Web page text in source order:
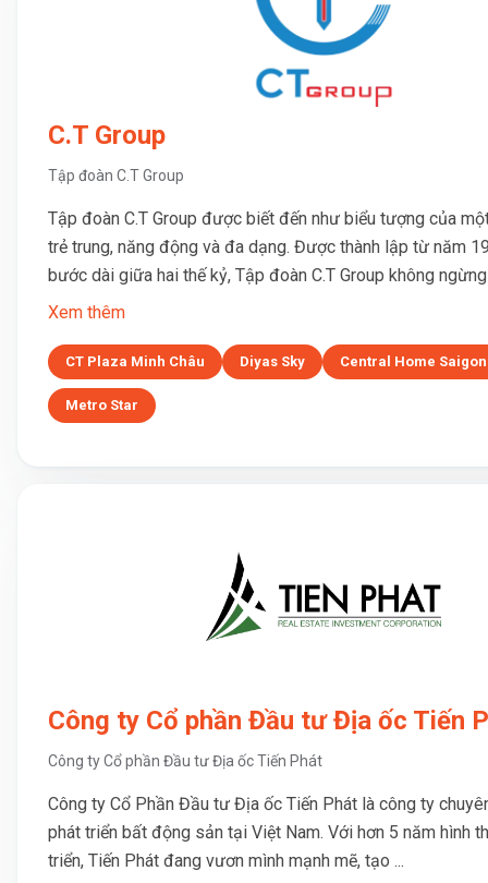
C.T Group
Tập đoàn C.T Group
Tập đoàn C.T Group được biết đến như biểu tượng của
trẻ trung, năng động và đa dạng. Được thành lập từ năm
bước dài giữa hai thế kỷ, Tập đoàn C.T Group không ngừng
Xem thêm
CT Plaza Minh Châu Diyas Sky Central Home Saigon
Metro Star
Công ty Cổ phần Đầu tư Địa ốc Tiến
Công ty Cổ phần Đầu tư Địa ốc Tiến Phát
Công ty Cổ Phần Đầu tư Địa ốc Tiến Phát là công ty
phát triển bất động sản tại Việt Nam. Với hơn 5 năm hình
triển, Tiến Phát đang vươn mình mạnh mẽ, tạo ...